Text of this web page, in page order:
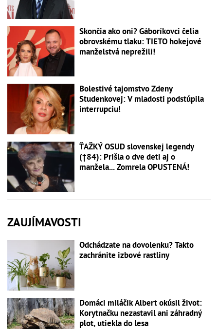
Skončia ako oni? Gáboríkovci čelia
obrovskému tlaku: TIETO hokejové
manželstvá neprežili!
Bolestivé tajomstvo Zdeny
Studenkovej: V mladosti podstúpila
interrupciu!
ŤAŽKÝ OSUD slovenskej legendy
(†84): Prišla o dve deti aj o
manžela... Zomrela OPUSTENÁ!
ZAUJÍMAVOSTI
Odchádzate na dovolenku? Takto
zachránite izbové rastliny
Domáci miláčik Albert okúsil život:
Korytnačku nezastavil ani záhradný
plot, utiekla do lesa